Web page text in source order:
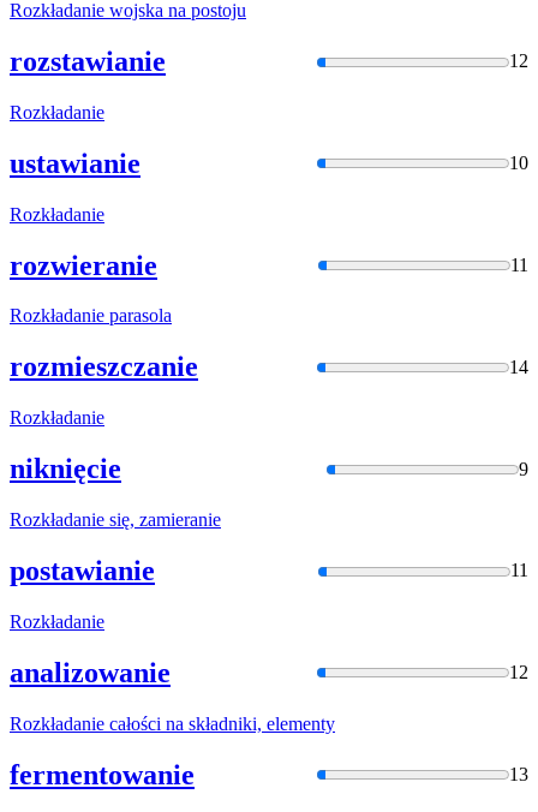
Rozkładanie wojska na postoju
rozstawianie 12
Rozkładanie
ustawianie 10
Rozkładanie
rozwieranie 11
Rozkładanie parasola
rozmieszczanie 14
Rozkładanie
niknięcie 9
Rozkładanie się, zamieranie
postawianie 11
Rozkładanie
analizowanie 12
Rozkładanie całości na składniki, elementy
fermentowanie 13